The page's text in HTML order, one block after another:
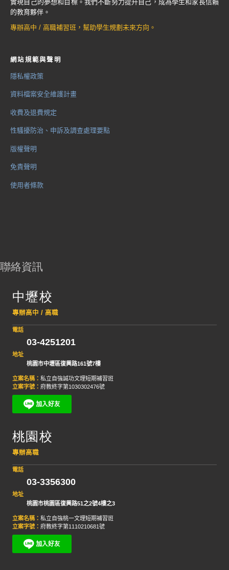
實現自己的夢想和目標。我們不斷努力提升自己，成為學生和家長信賴
的教育夥伴。
專辦高中 / 高職補習班，幫助學生規劃未來方向。
網站規範與聲明
隱私權政策
資料檔案安全維護計畫
收費及退費規定
性騷擾防治、申訴及調查處理要點
版權聲明
免責聲明
使用者條款
聯絡資訊
中壢校
專辦高中 / 高職
電話
03-4251201
地址
桃園市中壢區復興路161號7樓
立案名稱： 私立自強誠功文理短期補習班
立案字號： 府教終字第1030302476號
桃園校
專辦高職
電話
03-3356300
地址
桃園市桃園區復興路51之2號4樓之3
立案名稱： 私立自強桃一文理短期補習班
立案字號： 府教終字第1110210681號